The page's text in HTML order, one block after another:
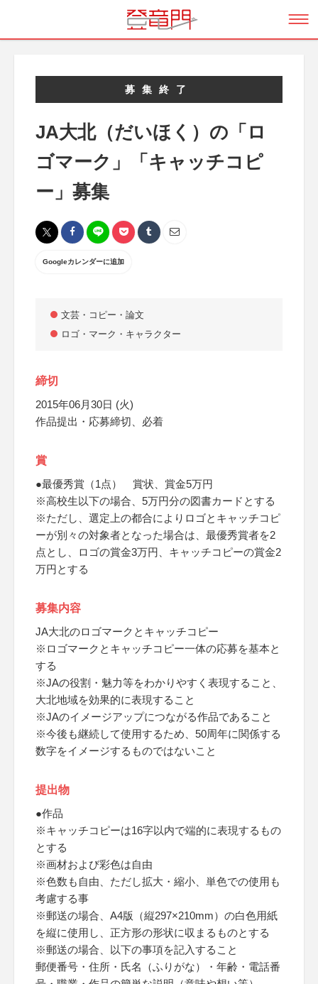
募集終了
JA大北（だいほく）の「ロ
ゴマーク」「キャッチコピ
ー」募集
Googleカレンダーに追加
文芸・コピー・論文
ロゴ・マーク・キャラクター
締切
2015年06月30日 (火)
作品提出・応募締切、必着
賞
●最優秀賞（1点） 賞状、賞金5万円
※高校生以下の場合、5万円分の図書カードとする
※ただし、選定上の都合によりロゴとキャッチコピ
ーが別々の対象者となった場合は、最優秀賞者を2
点とし、ロゴの賞金3万円、キャッチコピーの賞金2
万円とする
募集内容
JA大北のロゴマークとキャッチコピー
※ロゴマークとキャッチコピー一体の応募を基本と
する
※JAの役割・魅力等をわかりやすく表現すること、
大北地域を効果的に表現すること
※JAのイメージアップにつながる作品であること
※今後も継続して使用するため、50周年に関係する
数字をイメージするものではないこと
提出物
●作品
※キャッチコピーは16字以内で端的に表現するもの
とする
※画材および彩色は自由
※色数も自由、ただし拡大・縮小、単色での使用も
考慮する事
※郵送の場合、A4版（縦297×210mm）の白色用紙
を縦に使用し、正方形の形状に収まるものとする
※郵送の場合、以下の事項を記入すること
郵便番号・住所・氏名（ふりがな）・年齢・電話番